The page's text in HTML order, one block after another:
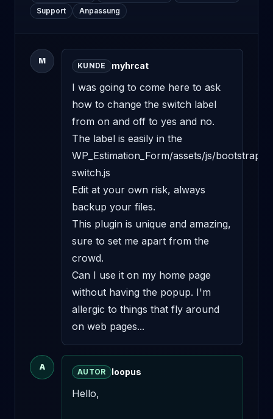
Support
Anpassung
M
KUNDE myhrcat
I was going to come here to ask
how to change the switch label
from on and off to yes and no.
The label is easily in the
WP_Estimation_Form/assets/js/bootstrap-
switch.js
Edit at your own risk, always
backup your files.
This plugin is unique and amazing,
sure to set me apart from the
crowd.
Can I use it on my home page
without having the popup. I'm
allergic to things that fly around
on web pages...
A
AUTOR loopus
Hello,